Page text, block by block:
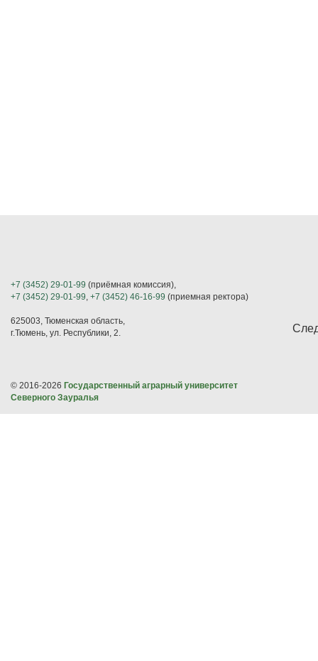
+7 (3452) 29-01-99 (приёмная комиссия),
+7 (3452) 29-01-99, +7 (3452) 46-16-99 (приемная ректора)
625003, Тюменская область,
г.Тюмень, ул. Республики, 2.
© 2016-2026 Государственный аграрный университет
Северного Зауралья